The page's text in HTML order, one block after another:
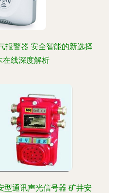
报警器 安全智能的新选择
线深度解析
型通讯声光信号器 矿井安